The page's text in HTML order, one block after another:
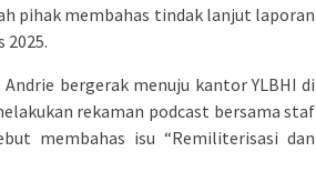
pihak membahas tindak lanjut laporan
2025.
bergerak menuju kantor YLBHI di
rekaman podcast bersama staf
membahas isu “Remiliterisasi dan